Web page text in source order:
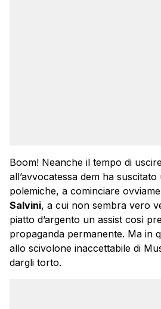
Boom! Neanche il tempo di
all’avvocatessa dem ha
polemiche, a cominciare
Salvini, a cui non sembra vero
piatto d’argento un assist così
propaganda permanente. Ma in
allo scivolone inaccettabile di
dargli torto.